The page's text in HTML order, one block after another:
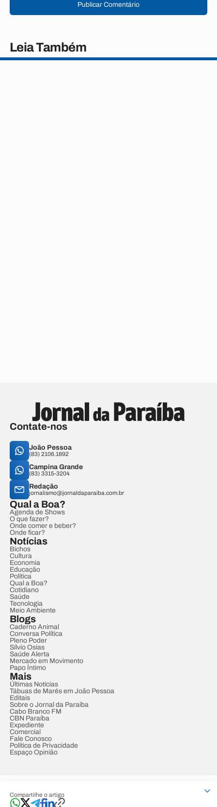
Compartilhe o artigo
Publicar Comentário
Leia Também
Contate-nos
João Pessoa
(83) 2106.1892
Campina Grande
(83) 3315-3204
Redação
jornalismo@jornaldaparaiba.com.br
Qual a Boa?
Agenda de Shows
O que fazer?
Onde comer e beber?
Onde ficar?
Notícias
Bichos
Cultura
Economia
Educação
Política
Qual a Boa?
Cotidiano
Saúde
Tecnologia
Meio Ambiente
Blogs
Caderno Animal
Conversa Política
Pleno Poder
Sílvio Osias
Saúde Alerta
Mercado em Movimento
Papo Íntimo
Mais
Últimas Notícias
Tábuas de Marés em João Pessoa
Editais
Sobre o Jornal da Paraíba
Cabo Branco FM
CBN Paraíba
Expediente
Comercial
Fale Conosco
Política de Privacidade
Espaço Opinião
Developed by Designed by